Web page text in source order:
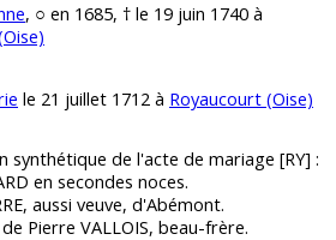
, ○ en 1685, † le 19 juin 1740 à
le 21 juillet 1712 à Royaucourt (Oise)
synthétique de l'acte de mariage [RY] :
en secondes noces.
aussi veuve, d'Abémont.
Pierre VALLOIS, beau-frère.